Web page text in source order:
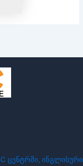
ცენტრში, ინგლისური